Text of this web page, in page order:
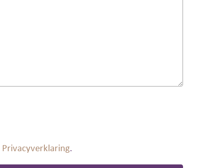
Privacyverklaring.